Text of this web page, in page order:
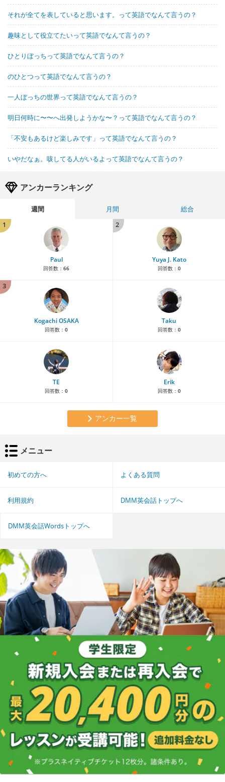
それが全てを表していると思います。って英語でなんて言うの？
趣味として役立てたいって英語でなんて言うの？
ひとりぼっちって英語でなんて言うの？
のひとつって英語でなんて言うの？
一人ぼっちの世界って英語でなんて言うの？
明日何時に〜〜へ出発しようかな〜？って英語でなんて言うの？
「不安もあるけど楽しみです」って英語でなんて言うの？
いやだなぁ。咳してる人がいるよって英語でなんて言うの？
アンカーランキング
週間 月間
総合
1
Paul
回答数： 66
2
Yuya J. Kato
回答数： 0
3
Kogachi OSAKA
回答数： 0
Taku
回答数： 0
TE
回答数： 0
Erik
回答数： 0
アンカー一覧
メニュー
初めての方へ よくある質問
利用規約 DMM英会話トップへ
DMM英会話Wordsトップへ